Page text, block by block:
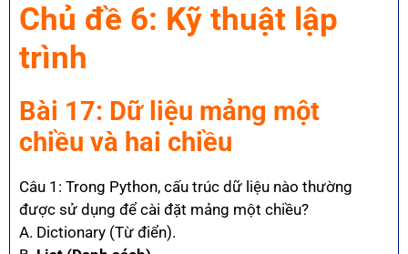
Chủ đề 6: Kỹ thuật lập
trình
Bài 17: Dữ liệu mảng một
chiều và hai chiều
Câu 1: Trong Python, cấu trúc dữ liệu nào thường
được sử dụng để cài đặt mảng một chiều?
A. Dictionary (Từ điển).